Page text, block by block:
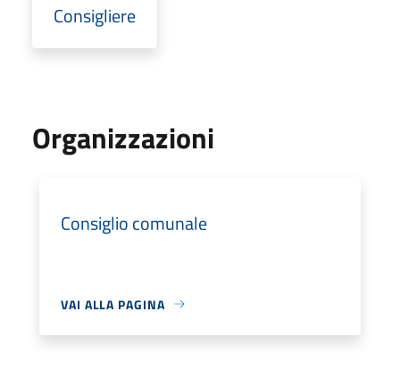
Consigliere
Organizzazioni
Consiglio comunale
VAI ALLA PAGINA